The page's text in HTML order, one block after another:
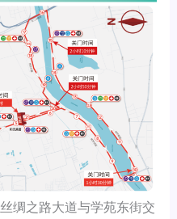
丝绸之路大道与学苑东街交